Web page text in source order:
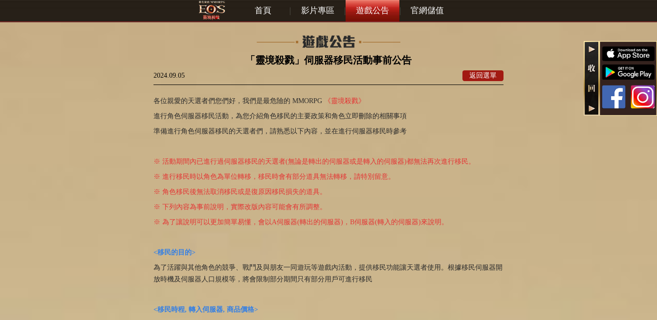
首頁 | 影片專區 | 遊戲公告 | 官網儲值
「靈境殺戮」伺服器移民活動事前公告
2024.09.05 返回選單
各位親愛的天選者們您們好，我們是最危險的 MMORPG 《靈境殺戮》
進行角色伺服器移民活動，為您介紹角色移民的主要政策和角色立即刪除的相關事項
準備進行角色伺服器移民的天選者們，請熟悉以下內容，並在進行伺服器移民時參考
※ 活動期間內已進行過伺服器移民的天選者(無論是轉出的伺服器或是轉入的伺服器)都無法再次進行移民。
※ 進行移民時以角色為單位轉移，移民時會有部分道具無法轉移，請特別留意。
※ 角色移民後無法取消移民或是復原因移民損失的道具。
※ 下列內容為事前說明，實際改版內容可能會有所調整。
※ 為了讓說明可以更加簡單易懂，會以A伺服器(轉出的伺服器)，B伺服器(轉入的伺服器)來說明。
<移民的目的>
為了活躍與其他角色的競爭、戰鬥及與朋友一同遊玩等遊戲內活動，提供移民功能讓天選者使用。根據移民伺服器開
放時機及伺服器人口規模等，將會限制部分期間只有部分用戶可進行移民
<移民時程, 轉入伺服器, 商品價格>